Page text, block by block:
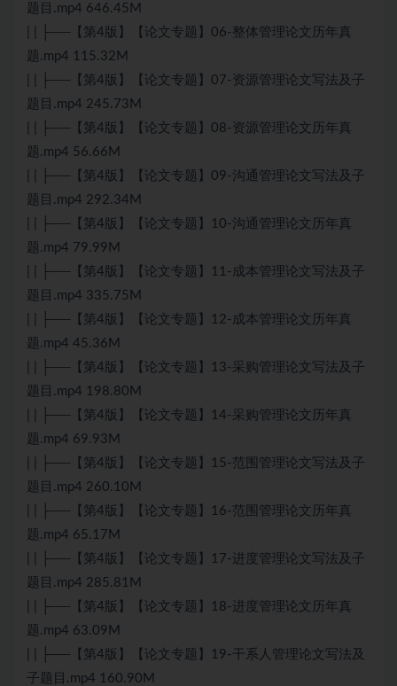
题目.mp4 646.45M
| | ├──【第4版】【论文专题】06-整体管理论文历年真
题.mp4 115.32M
| | ├──【第4版】【论文专题】07-资源管理论文写法及子
题目.mp4 245.73M
| | ├──【第4版】【论文专题】08-资源管理论文历年真
题.mp4 56.66M
| | ├──【第4版】【论文专题】09-沟通管理论文写法及子
题目.mp4 292.34M
| | ├──【第4版】【论文专题】10-沟通管理论文历年真
题.mp4 79.99M
| | ├──【第4版】【论文专题】11-成本管理论文写法及子
题目.mp4 335.75M
| | ├──【第4版】【论文专题】12-成本管理论文历年真
题.mp4 45.36M
| | ├──【第4版】【论文专题】13-采购管理论文写法及子
题目.mp4 198.80M
| | ├──【第4版】【论文专题】14-采购管理论文历年真
题.mp4 69.93M
| | ├──【第4版】【论文专题】15-范围管理论文写法及子
题目.mp4 260.10M
| | ├──【第4版】【论文专题】16-范围管理论文历年真
题.mp4 65.17M
| | ├──【第4版】【论文专题】17-进度管理论文写法及子
题目.mp4 285.81M
| | ├──【第4版】【论文专题】18-进度管理论文历年真
题.mp4 63.09M
| | ├──【第4版】【论文专题】19-干系人管理论文写法及
子题目.mp4 160.90M